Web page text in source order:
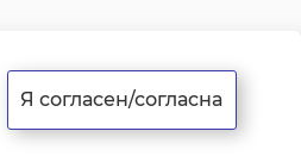
Я согласен/согласна